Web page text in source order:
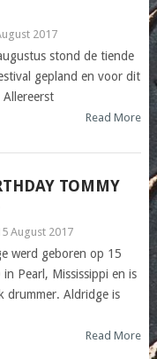
2017
stond de tiende
gepland en voor dit
Read More
TOMMY
August 2017
werd geboren op 15
Pearl, Mississippi en is
drummer. Aldridge is
Read More